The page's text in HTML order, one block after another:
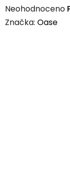
Průměrné
hodnocení
Neohodnoceno
Značka: Oase